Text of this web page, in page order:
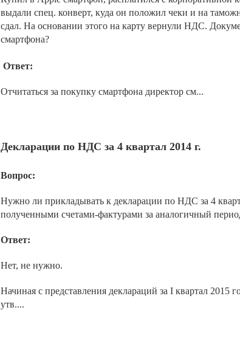
выдали спец. конверт, куда он положил чеки и на
сдал. На основании этого на карту вернули НДС.
смартфона?
Ответ:
Отчитаться за покупку смартфона директор см...
Декларации по НДС за 4 квартал 2014 г.
Вопрос:
Нужно ли прикладывать к декларации по НДС за 4
полученными счетами-фактурами за аналогичный
Ответ:
Нет, не нужно.
Начиная с представления деклараций за I квартал
утв....